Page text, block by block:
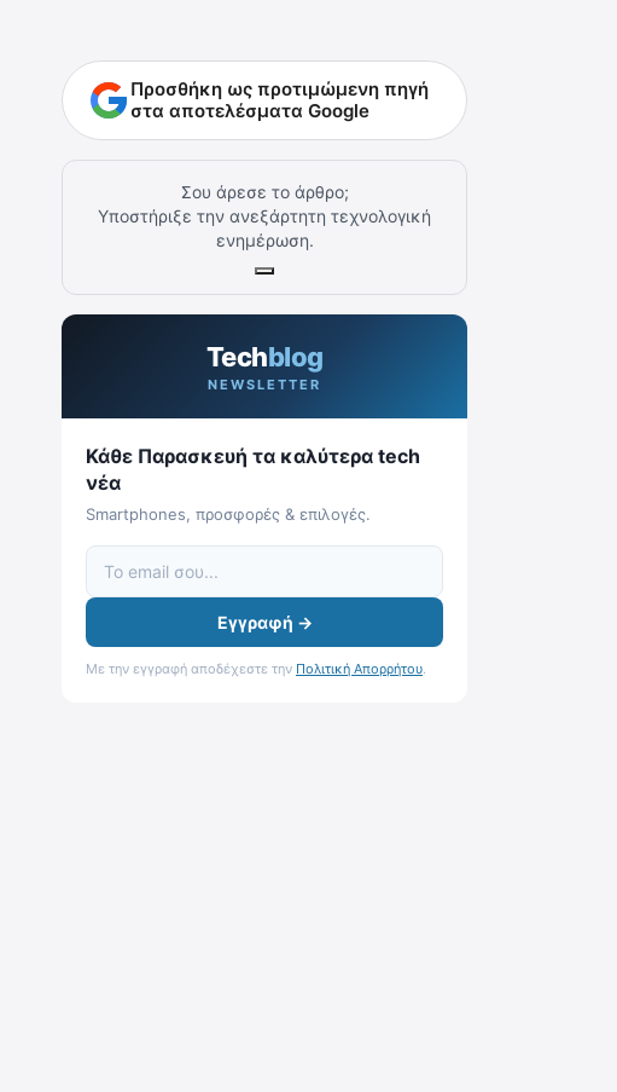
Προσθήκη ως προτιμώμενη πηγή
στα αποτελέσματα Google
Σου άρεσε το άρθρο;
Υποστήριξε την ανεξάρτητη τεχνολογική
ενημέρωση.
Techblog
NEWSLETTER
Κάθε Παρασκευή τα καλύτερα tech
νέα
Smartphones, προσφορές & επιλογές.
Εγγραφή →
Με την εγγραφή αποδέχεστε την Πολιτική Απορρήτου.